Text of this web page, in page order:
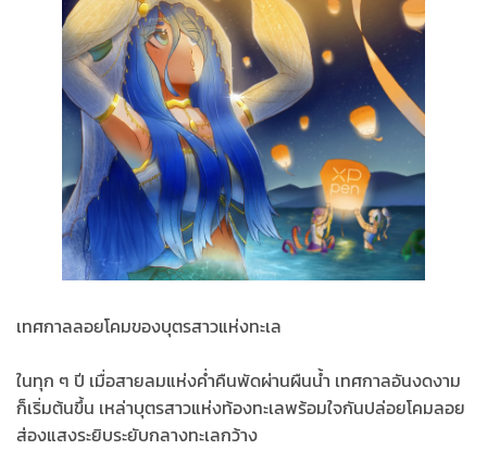
เทศกาลลอยโคมของบุตรสาวแห่งทะเล
ในทุก ๆ ปี เมื่อสายลมแห่งค่ำคืนพัดผ่านผืนน้ำ เทศกาลอันงดงาม
ก็เริ่มต้นขึ้น เหล่าบุตรสาวแห่งท้องทะเลพร้อมใจกันปล่อยโคมลอย
ส่องแสงระยิบระยับกลางทะเลกว้าง